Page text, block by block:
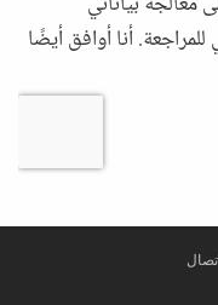
أنا أوافق أيضًا